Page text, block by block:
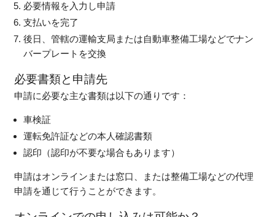
必要情報を入力し申請
支払いを完了
後日、管轄の運輸支局または自動車整備工場などでナン
バープレートを交換
必要書類と申請先
申請に必要な主な書類は以下の通りです：
車検証
運転免許証などの本人確認書類
認印（認印が不要な場合もあります）
申請はオンラインまたは窓口、または整備工場などの代理
申請を通じて行うことができます。